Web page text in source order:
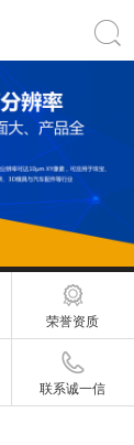
荣誉资质
联系诚一信